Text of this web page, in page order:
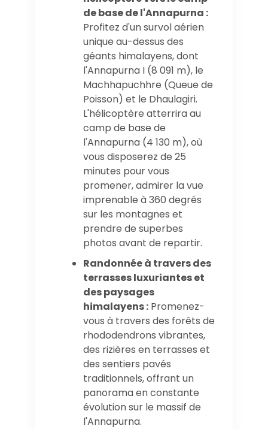
de base de l'Annapurna :
Profitez d'un survol aérien
unique au-dessus des
géants himalayens, dont
l'Annapurna I (8 091 m), le
Machhapuchhre (Queue de
Poisson) et le Dhaulagiri.
L'hélicoptère atterrira au
camp de base de
l'Annapurna (4 130 m), où
vous disposerez de 25
minutes pour vous
promener, admirer la vue
imprenable à 360 degrés
sur les montagnes et
prendre de superbes
photos avant de repartir.
Randonnée à travers des
terrasses luxuriantes et
des paysages
himalayens : Promenez-
vous à travers des forêts de
rhododendrons vibrantes,
des rizières en terrasses et
des sentiers pavés
traditionnels, offrant un
panorama en constante
évolution sur le massif de
l'Annapurna.